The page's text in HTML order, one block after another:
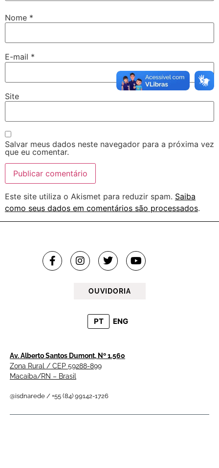
Nome *
E-mail *
Site
Salvar meus dados neste navegador para a próxima vez
que eu comentar.
Este site utiliza o Akismet para reduzir spam. Saiba
como seus dados em comentários são processados.
OUVIDORIA
PT ENG
Av. Alberto Santos Dumont, Nº 1.560
Zona Rural / CEP 59288-899
Macaíba/RN – Brasil
@isdnarede / +55 (84) 99142-1726